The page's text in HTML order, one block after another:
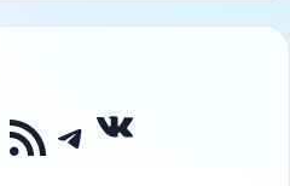
RSS-лента
Telegram